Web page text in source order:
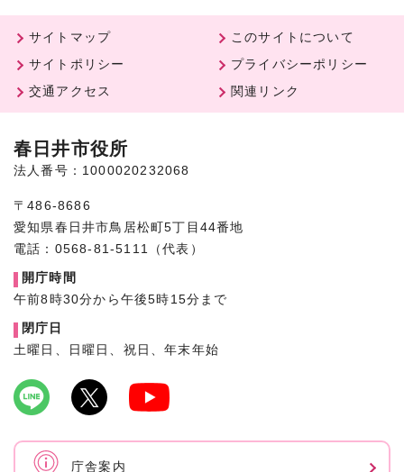
サイトマップ
このサイトについて
サイトポリシー
プライバシーポリシー
交通アクセス
関連リンク
春日井市役所
法人番号：1000020232068
〒486-8686
愛知県春日井市鳥居松町5丁目44番地
電話：0568-81-5111（代表）
開庁時間
午前8時30分から午後5時15分まで
閉庁日
土曜日、日曜日、祝日、年末年始
庁舎案内